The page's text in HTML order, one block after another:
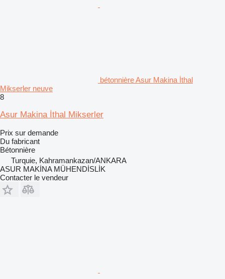
bétonnière Asur Makina İthal
Mikserler neuve
8
Asur Makina İthal Mikserler
Prix sur demande
Du fabricant
Bétonnière
Turquie, Kahramankazan/ANKARA
ASUR MAKİNA MÜHENDİSLİK
Contacter le vendeur